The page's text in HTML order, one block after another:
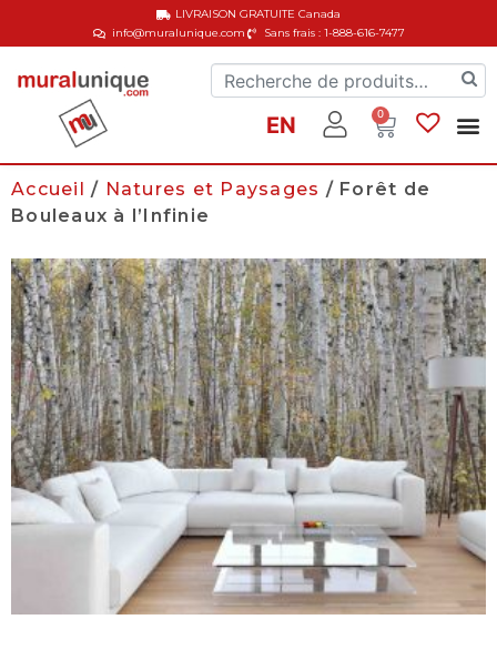
info@muralunique.com Sans frais : 1-888-616-7477
LIVRAISON GRATUITECanada
EN 0
Accueil / Natures et Paysages / Forêt de
Bouleaux à l’Infinie